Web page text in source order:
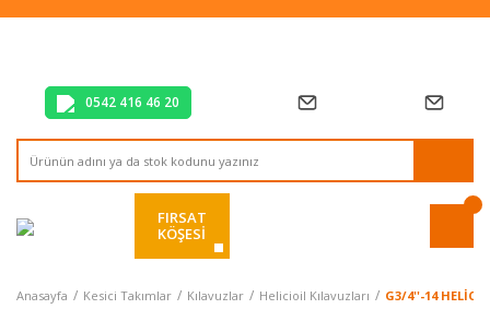
Tüm Alışverişlerde Vade Farksız 2 Taksit!
0542 416 46 20
FIRSAT
KÖŞESİ
Anasayfa Kesici Takımlar Kılavuzlar Helicioil Kılavuzları G3/4''-14